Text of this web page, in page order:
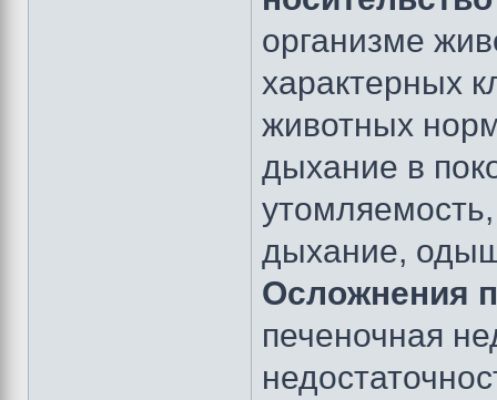
организме
характерных
животных
дыхание в
дыхание,
Осложнения
печеночная